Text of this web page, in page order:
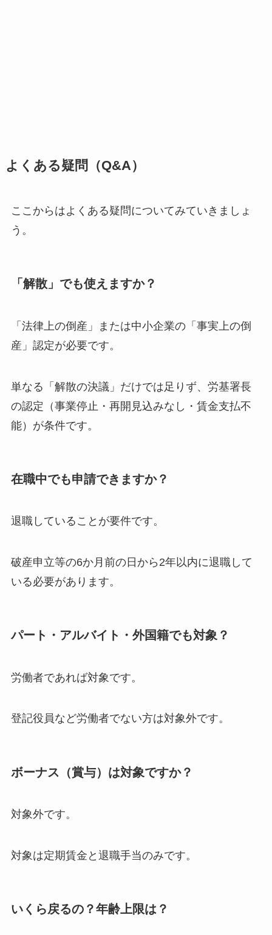
よくある疑問（Q&A）
ここからはよくある疑問についてみていきましょ
う。
「解散」でも使えますか？
「法律上の倒産」または中小企業の「事実上の倒
産」認定が必要です。
単なる「解散の決議」だけでは足りず、労基署長
の認定（事業停止・再開見込みなし・賃金支払不
能）が条件です。
在職中でも申請できますか？
退職していることが要件です。
破産申立等の6か月前の日から2年以内に退職して
いる必要があります。
パート・アルバイト・外国籍でも対象？
労働者であれば対象です。
登記役員など労働者でない方は対象外です。
ボーナス（賞与）は対象ですか？
対象外です。
対象は定期賃金と退職手当のみです。
いくら戻るの？年齢上限は？